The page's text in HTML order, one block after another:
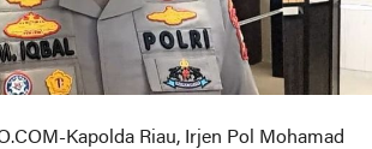
Kapolda Riau, Irjen Pol Mohamad